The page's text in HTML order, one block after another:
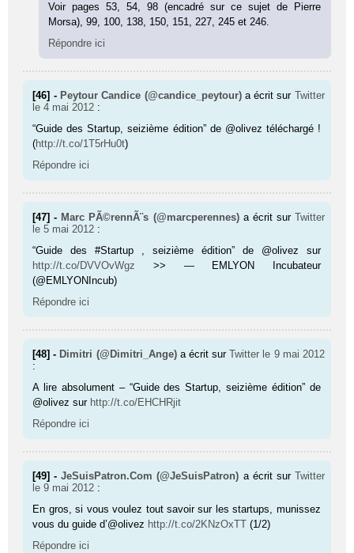
Voir pages 53, 54, 98 (enca­dré sur ce sujet de Pierre
Morsa), 99, 100, 138, 150, 151, 227, 245 et 246.
Répondre ici
[46] - Peytour Candice (@candice_peytour) a écrit sur Twitter
le 4 mai 2012 :
“Guide des Startup, seizième édition” de @olivez téléchargé !
(http://t.co/1T5rHu0t)
Répondre ici
[47] - Marc PÃ©rennÃ¨s (@marcperennes) a écrit sur Twitter
le 5 mai 2012 :
“Guide des #Startup , seizième édition” de @olivez sur
http://t.co/DVVOvWgz >> — EMLYON Incubateur
(@EMLYONIncub)
Répondre ici
[48] - Dimitri (@Dimitri_Ange) a écrit surTwitter le 9 mai 2012
:
A lire absolument – “Guide des Startup, seizième édition” de
@olivez sur http://t.co/EHCHRjit
Répondre ici
[49] -JeSuisPatron.Com (@JeSuisPatron) a écrit sur Twitter
le 9 mai 2012 :
En gros, si vous voulez tout savoir sur les startups, munissez
vous du guide d’@olivez http://t.co/2KNzOxTT (1/2)
Répondre ici